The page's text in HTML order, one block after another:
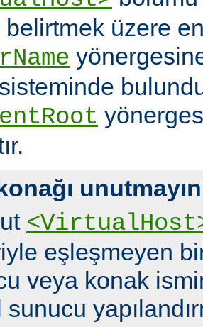
belirtmek üzere
unutmayın
eşleşmeyen
veya konak